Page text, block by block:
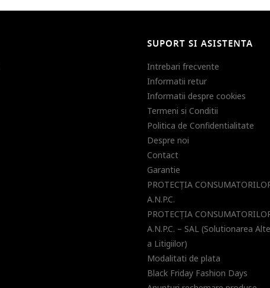
SUPORT SI ASISTENTA
Intrebari frecvente
Informatii retur
Informatii despre cookies
Termeni si Conditii
Politica de Confidentialitate
Despre noi
Contact
Garantie
PROTECŢIA
A.N.P.C.
PROTECŢIA
A.N.P.C. – SAL (Solutionarea
a Litigiilor)
Modalitati de plata
Black Friday Fashion Days